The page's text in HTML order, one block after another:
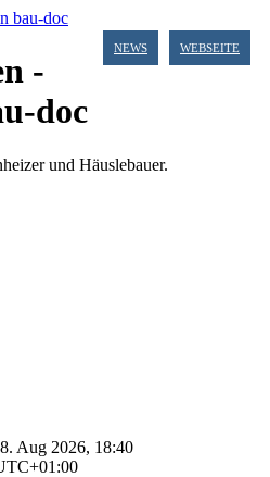
WEBSEITE
NEWS
-
doc
und Häuslebauer.
Aug 2026, 18:40